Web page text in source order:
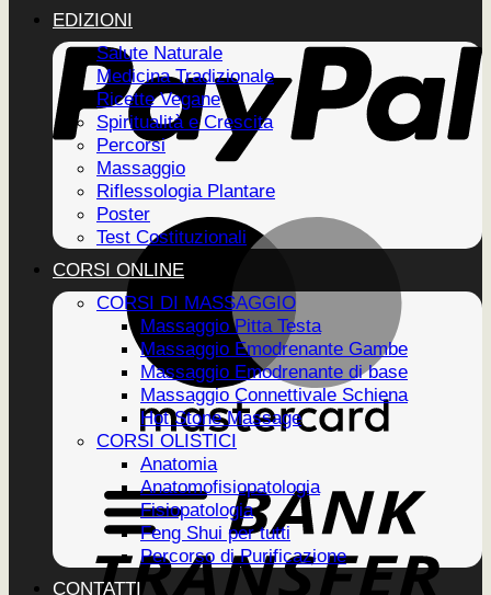
EDIZIONI
Salute Naturale
Medicina Tradizionale
Ricette Vegane
Spiritualità e Crescita
Percorsi
Massaggio
Riflessologia Plantare
Poster
Test Costituzionali
CORSI ONLINE
CORSI DI MASSAGGIO
Massaggio Pitta Testa
Massaggio Emodrenante Gambe
Massaggio Emodrenante di base
Massaggio Connettivale Schiena
Hot Stone Massage
CORSI OLISTICI
Anatomia
Anatomofisiopatologia
Fisiopatologia
Feng Shui per tutti
Percorso di Purificazione
CONTATTI